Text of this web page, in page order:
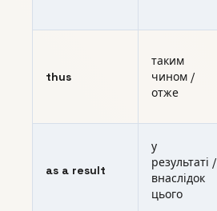
thus
таким
чином /
отже
as a result
у
результаті /
внаслідок
цього